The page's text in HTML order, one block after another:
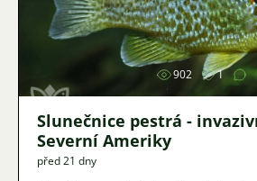
Obrázek
902 1
Slunečnice pestrá -
Severní Ameriky
před 21 dny